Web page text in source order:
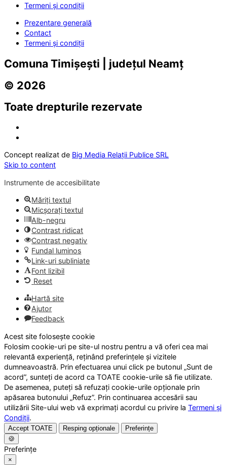
Termeni și condiții
Prezentare generală
Contact
Termeni și condiții
Comuna Timișești | județul Neamț
© 2026
Toate drepturile rezervate
Concept realizat de Big Media Relații Publice SRL
Skip to content
Instrumente de accesibilitate
Măriți textul
Micșorați textul
Alb-negru
Contrast ridicat
Contrast negativ
Fundal luminos
Link-uri subliniate
Font lizibil
Reset
Hartă site
Ajutor
Feedback
Acest site folosește cookie
Folosim cookie-uri pe site-ul nostru pentru a vă oferi cea mai
relevantă experiență, reținând preferințele și vizitele
dumneavoastră. Prin efectuarea unui click pe butonul „Sunt de
acord”, sunteți de acord ca TOATE cookie-urile să fie utilizate.
De asemenea, puteți să refuzați cookie-urile opționale prin
apăsarea butonului „Refuz”. Prin continuarea accesării sau
utilizării Site-ului web vă exprimați acordul cu privire la Termeni și
Condiții.
Accept TOATE Resping opționale
Preferințe
🍪
Preferințe
×